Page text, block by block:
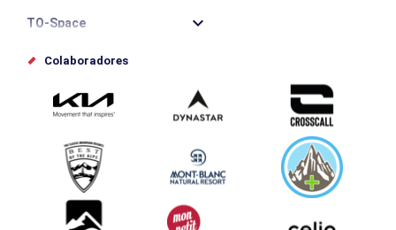
TO-Space
Offices de tourisme
Envíe su evento
Service groupes et séminaires
Descargar
Turismo y discapacidad
Colaboradores